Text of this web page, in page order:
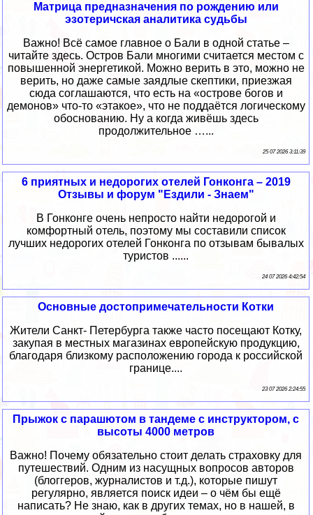
Матрица предназначения по рождению или
эзотеричская аналитика судьбы
Важно! Всё самое главное о Бали в одной статье –
читайте здесь. Остров Бали многими считается местом с
повышенной энергетикой. Можно верить в это, можно не
верить, но даже самые заядлые скептики, приезжая
сюда соглашаются, что есть на «острове богов и
демонов» что-то «этакое», что не поддаётся логическому
обоснованию. Ну а когда живёшь здесь
продолжительное …...
25 07 2026 3:11:39
6 приятных и недорогих отелей Гонконга – 2019
Отзывы и форум "Ездили - Знаем"
В Гонконге очень непросто найти недорогой и
комфортный отель, поэтому мы составили список
лучших недорогих отелей Гонконга по отзывам бывалых
туристов ......
24 07 2026 4:42:54
Основные достопримечательности Котки
Жители Санкт- Петербурга также часто посещают Котку,
закупая в местных магазинах европейскую продукцию,
благодаря близкому расположению города к российской
границе....
23 07 2026 2:24:55
Прыжок с парашютом в тандеме с инструктором, c
высоты 4000 метров
Важно! Почему обязательно стоит делать страховку для
путешествий. Одним из насущных вопросов авторов
(блоггеров, журналистов и т.д.), которые пишут
регулярно, является поиск идеи – о чём бы ещё
написать? Не знаю, как в других темах, но в нашей, в